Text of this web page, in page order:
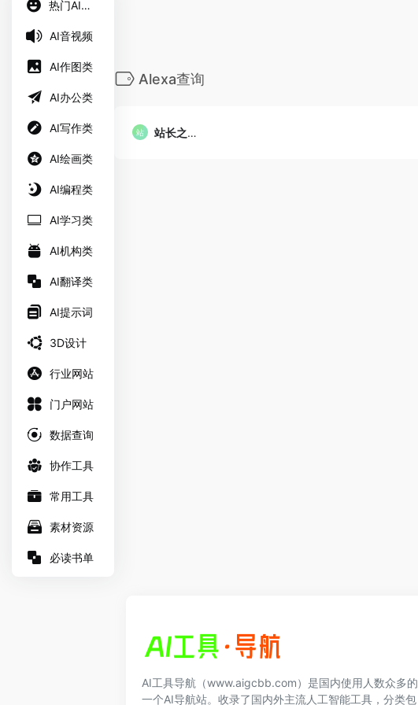
热门AI工具
AI音视频
AI作图类
AI办公类
AI写作类
AI绘画类
AI编程类
AI学习类
AI机构类
AI翻译类
AI提示词
3D设计
行业网站
门户网站
数据查询
协作工具
常用工具
素材资源
必读书单
Alexa查询
站长之家工具
AI工具导航（www.aigcbb.com）是国内使用人数众多的
一个AI导航站。收录了国内外主流人工智能工具，分类包